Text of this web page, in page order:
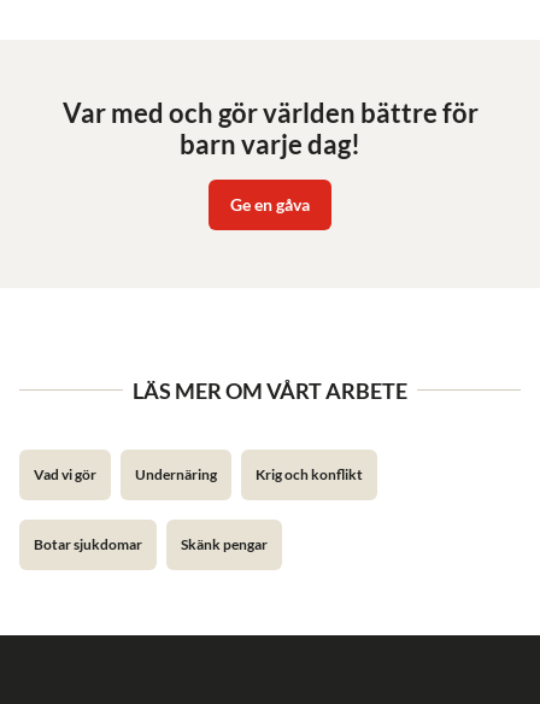
Var med och gör världen bättre för
barn varje dag!
Ge en gåva
LÄS MER OM VÅRT ARBETE
Vad vi gör Undernäring Krig och konflikt
Botar sjukdomar Skänk pengar